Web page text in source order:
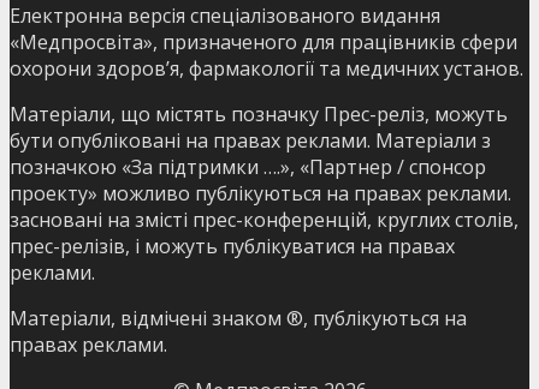
Електронна версія спеціалізованого видання
«Медпросвіта», призначеного для працівників сфери
охорони здоров’я, фармакології та медичних установ.
Матеріали, що містять позначку Прес-реліз, можуть
бути опубліковані на правах реклами. Матеріали з
позначкою «За підтримки ….», «Партнер / спонсор
проекту» можливо публікуються на правах реклами.
засновані на змісті прес-конференцій, круглих столів,
прес-релізів, і можуть публікуватися на правах
реклами.
Матеріали, відмічені знаком ®, публікуються на
правах реклами.